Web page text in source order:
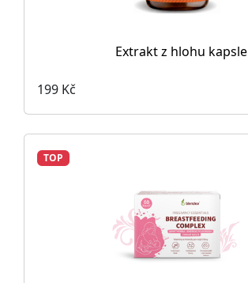
Extrakt z hlohu kapsle
199 Kč
TOP